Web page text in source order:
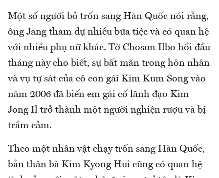
Một số người bỏ trốn sang Hàn Quốc nói rằng,
ông Jang tham dự nhiều bữa tiệc và có quan hệ
với nhiều phụ nữ khác. Tờ Chosun Ilbo hồi đầu
tháng này cho biết, sự bất mãn trong hôn nhân
và vụ tự sát của cô con gái Kim Kum Song vào
năm 2006 đã biến em gái cố lãnh đạo Kim
Jong Il trở thành một người nghiện rượu và bị
trầm cảm.
Theo một nhân vật chạy trốn sang Hàn Quốc,
bản thân bà Kim Kyong Hui cũng có quan hệ